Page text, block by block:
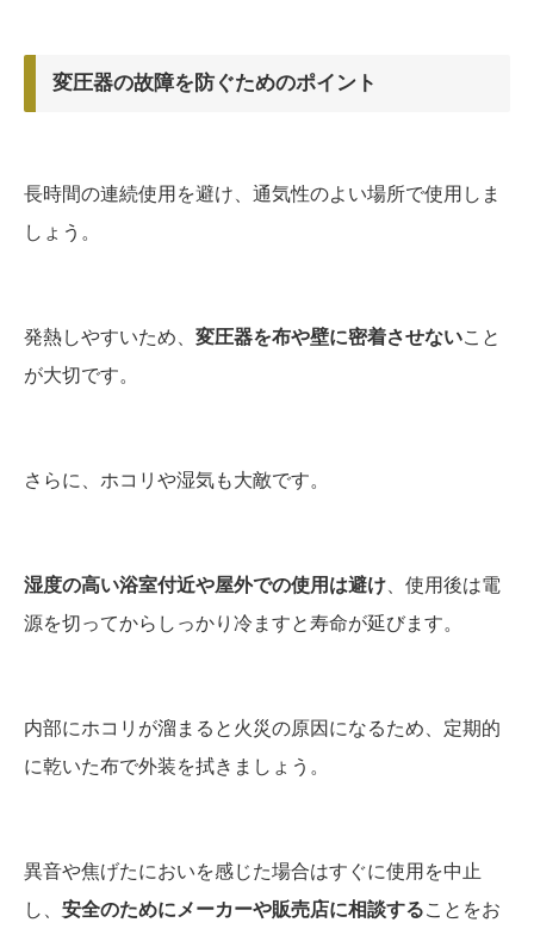
変圧器の故障を防ぐためのポイント
長時間の連続使用を避け、通気性のよい場所で使用しま
しょう。
発熱しやすいため、 変圧器を布や壁に密着させないこと
が大切です。
さらに、ホコリや湿気も大敵です。
湿度の高い浴室付近や屋外での使用は避け 、使用後は電
源を切ってからしっかり冷ますと寿命が延びます。
内部にホコリが溜まると火災の原因になるため、定期的
に乾いた布で外装を拭きましょう。
異音や焦げたにおいを感じた場合はすぐに使用を中止
し、 安全のためにメーカーや販売店に相談することをお